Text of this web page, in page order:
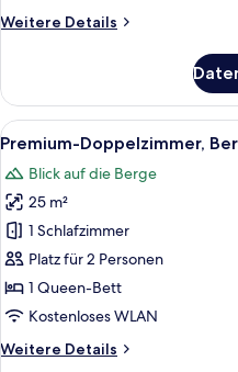
den
Weitere Details
Weitere
Doppelzimmer,
Nichtraucher,
Blick
den
Innenhof
Alle
Fotos
für
Premium-
Doppelzimmer,
Bergblick,
zum
Garten
anzeigen
8
Premium-Doppelzimmer,
Blick auf die Berge
25 m²
1 Schlafzimmer
Platz für 2 Personen
1 Queen-Bett
Kostenloses WLAN
Weitere Details
Weitere